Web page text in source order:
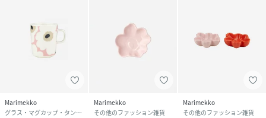
Marimekko
グラス・マグカップ・タンブラー
Marimekko
その他のファッション雑貨
Marimekko
その他のファッション雑貨